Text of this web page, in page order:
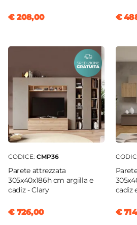
€ 208,00 €
CODICE: CMP36
Parete attrezzata
305x40x186h cm argilla e
cadiz - Clary
€ 726,00
cadiz
€